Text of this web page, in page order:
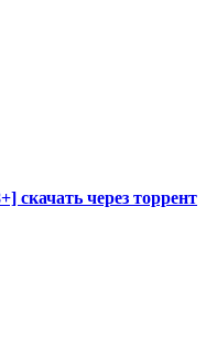
скачать через торрент